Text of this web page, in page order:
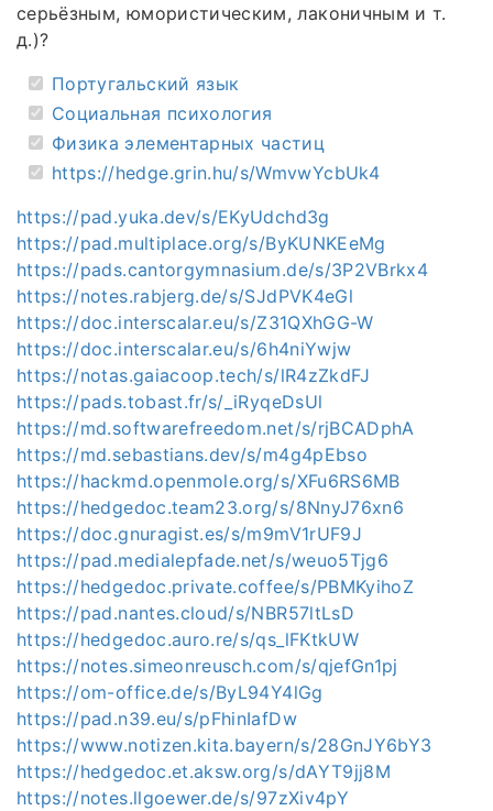
серьёзным, юмористическим, лаконичным и т.
д.)?
Португальский язык
Социальная психология
Физика элементарных частиц
https://hedge.grin.hu/s/WmvwYcbUk4
https://pad.yuka.dev/s/EKyUdchd3g
https://pad.multiplace.org/s/ByKUNKEeMg
https://pads.cantorgymnasium.de/s/3P2VBrkx4
https://notes.rabjerg.de/s/SJdPVK4eGl
https://doc.interscalar.eu/s/Z31QXhGG-W
https://doc.interscalar.eu/s/6h4niYwjw
https://notas.gaiacoop.tech/s/lR4zZkdFJ
https://pads.tobast.fr/s/_iRyqeDsUl
https://md.softwarefreedom.net/s/rjBCADphA
https://md.sebastians.dev/s/m4g4pEbso
https://hackmd.openmole.org/s/XFu6RS6MB
https://hedgedoc.team23.org/s/8NnyJ76xn6
https://doc.gnuragist.es/s/m9mV1rUF9J
https://pad.medialepfade.net/s/weuo5Tjg6
https://hedgedoc.private.coffee/s/PBMKyihoZ
https://pad.nantes.cloud/s/NBR57ltLsD
https://hedgedoc.auro.re/s/qs_lFKtkUW
https://notes.simeonreusch.com/s/qjefGn1pj
https://om-office.de/s/ByL94Y4lGg
https://pad.n39.eu/s/pFhinIafDw
https://www.notizen.kita.bayern/s/28GnJY6bY3
https://hedgedoc.et.aksw.org/s/dAYT9jj8M
https://notes.llgoewer.de/s/97zXiv4pY